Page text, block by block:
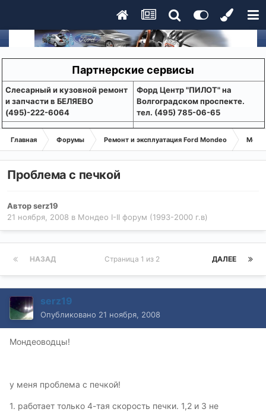
Партнерские сервисы
Слесарный и кузовной ремонт
и запчасти в БЕЛЯЕВО
(495)-222-6064
Форд Центр "ПИЛОТ" на
Волгоградском проспекте.
тел. (495) 785-06-65
Главная Форумы Ремонт и эксплуатация Ford Mondeo
Проблема с печкой
Авторserz19
21 ноября, 2008 в Мондео I-II форум (1993-2000 г.в)
НАЗАД ДАЛЕЕ
Страница 1 из 2
serz19
Опубликовано 21 ноября, 2008
Мондеоводцы!
у меня проблема с печкой!
1. работает только 4-тая скорость печки. 1,2 и 3 не